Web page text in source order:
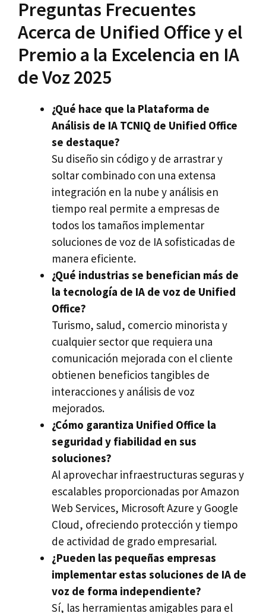
Preguntas Frecuentes
Acerca de Unified Office y el
Premio a la Excelencia en IA
de Voz 2025
¿Qué hace que la Plataforma de
Análisis de IA TCNIQ de Unified Office
se destaque?
Su diseño sin código y de arrastrar y
soltar combinado con una extensa
integración en la nube y análisis en
tiempo real permite a empresas de
todos los tamaños implementar
soluciones de voz de IA sofisticadas de
manera eficiente.
¿Qué industrias se benefician más de
la tecnología de IA de voz de Unified
Office?
Turismo, salud, comercio minorista y
cualquier sector que requiera una
comunicación mejorada con el cliente
obtienen beneficios tangibles de
interacciones y análisis de voz
mejorados.
¿Cómo garantiza Unified Office la
seguridad y fiabilidad en sus
soluciones?
Al aprovechar infraestructuras seguras y
escalables proporcionadas por Amazon
Web Services, Microsoft Azure y Google
Cloud, ofreciendo protección y tiempo
de actividad de grado empresarial.
¿Pueden las pequeñas empresas
implementar estas soluciones de IA de
voz de forma independiente?
Sí, las herramientas amigables para el